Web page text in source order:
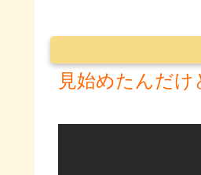
見始めたんだ